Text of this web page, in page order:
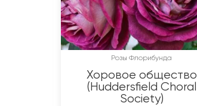
Розы Флорибунда
Хоровое общество
(Huddersfield Choral
Society)